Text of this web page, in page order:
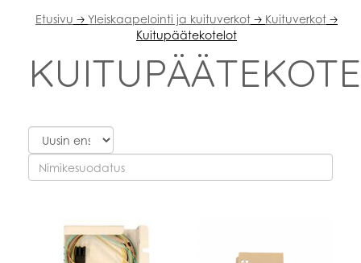
Etusivu 🡢 Yleiskaapelointi ja kuituverkot 🡢 Kuituverkot 🡢
Kuitupäätekotelot